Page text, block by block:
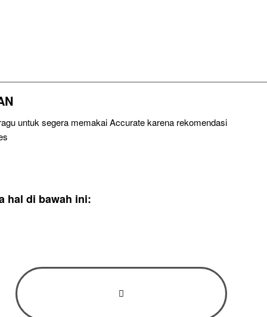
untuk segera memakai Accurate karena rekomendasi
hal di bawah ini: